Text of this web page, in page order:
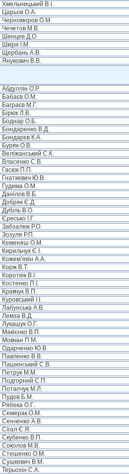
Хмельницький В.І.
Царьов О.А.
Черноморов О.М.
Чечетов М.В.
Шенцев Д.О.
Шкіря І.М.
Щербань А.В.
Янукович В.В.
Абдуллін О.Р.
Бабаєв О.М.
Баграєв М.Г.
Бірюк Л.В.
Боднар О.Б.
Бондаренко В.Д.
Бондарєв К.А.
Буряк О.В.
Веліжанський С.К.
Власенко С.В.
Гасюк П.П.
Гнаткевич Ю.В.
Гудима О.М.
Данілов В.Б.
Добряк Є.Д.
Дубіль В.О.
Єресько І.Г.
Забзалюк Р.О.
Зозуля Р.П.
Кеменяш О.М.
Кирильчук Є.І.
Кожем’якін А.А.
Корж В.Т.
Коротюк В.І.
Костенко П.І.
Кравчук В.П.
Куровський І.І.
Лабунська А.В.
Лемза В.Д.
Лукашук О.Г.
Макієнко В.П.
Мовчан П.М.
Одарченко Ю.В.
Павленко В.В.
Пашинський С.В.
Петрук М.М.
Подгорний С.П.
Потапчук М.Л.
Пудов Б.М.
Рябека О.Г.
Семерак О.М.
Сенченко А.В.
Сігал Є.Я.
Скубенко В.П.
Соколов М.В.
Стешенко О.М.
Сушкевич В.М.
Терьохін С.А.